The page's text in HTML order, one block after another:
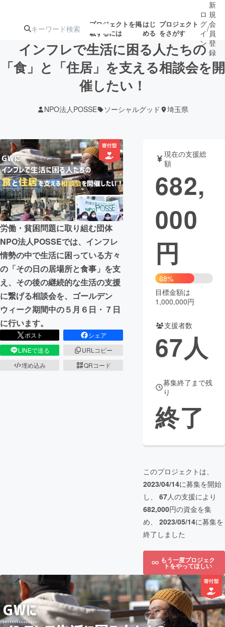
プロジェクトを掲
載するには
はじ
める
プロジェクト
をさがす
注目の新着プロ募集終了が近いプ
テクノロジー・ガジェット
映像・映画 書籍・雑誌
ビジネス・起業 チャレンジ
まちづくり・地域活性化
CAMPFIRE for Social Good
CAMPFIRE Creation
CAMPFIREふるさと納税
コミュニティ
ロ
グ
イ
ン
/
新
規
会
員
登
録
インフレで生活に困る人たちの
「食」と「住居」を支える相談会を開
催したい！
NPO法人POSSE ソーシャルグッド 埼玉県
労働・貧困問題に取り組む団体
NPO法人POSSEでは、インフレ
情勢の中で生活に困っている方々
の「その日の居場所と食事」を支
え、その後の継続的な生活の支援
に繋げる相談会を、ゴールデン
ウィーク期間中の５月６日・７日
に行います。
ポスト
シェア
LINEで送る
URLコピー
埋め込み
QRコード
現在の支援総
額
682,
000
円
68%
目標金額は
1,000,000円
支援者数
67人
募集終了まで残
り
終了
このプロジェクトは、
2023/04/14に募集を開始
し、 67人の支援により
682,000円の資金を集
め、 2023/05/14に募集を
終了しました
もう一度プロジェク
トをやってほしい